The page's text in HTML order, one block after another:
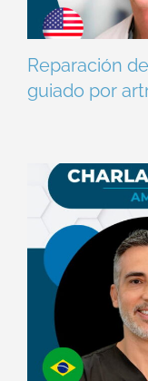
Reparación
guiado por